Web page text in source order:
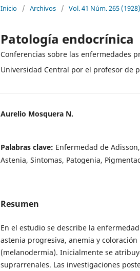
Inicio / Archivos / Vol. 41 Núm. 265
Patología endocrínica
Conferencias sobre las enfermedades
Universidad Central por el profesor de
Aurelio Mosquera N.
Palabras clave: Enfermedad de
Astenia, Sintomas, Patogenia,
Resumen
En el estudio se describe la
astenia progresiva, anemia y
(melanodermia). Inicialmente se
suprarrenales. Las investigaciones